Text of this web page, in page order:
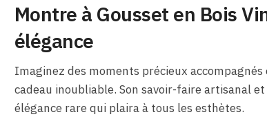
Montre à Gousset en Bois
élégance
Imaginez des moments précieux
cadeau inoubliable. Son savoir-faire artisanal
élégance rare qui plaira à tous les esthètes.